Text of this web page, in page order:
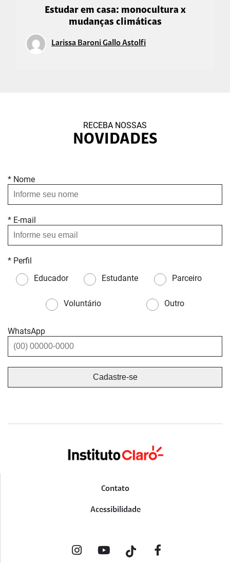
Estudar em casa: monocultura x
mudanças climáticas
Larissa Baroni Gallo Astolfi
RECEBA NOSSAS
NOVIDADES
* Nome
* E-mail
* Perfil
Educador
Estudante Parceiro
Voluntário Outro
WhatsApp
Contato
Acessibilidade